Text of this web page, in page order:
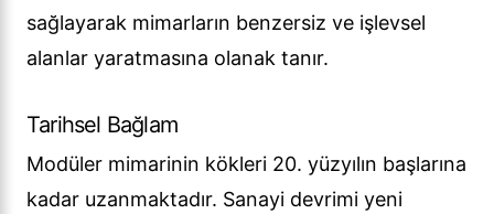
sağlayarak mimarların benzersiz ve işlevsel
alanlar yaratmasına olanak tanır.
Tarihsel Bağlam
Modüler mimarinin kökleri 20. yüzyılın başlarına
kadar uzanmaktadır. Sanayi devrimi yeni